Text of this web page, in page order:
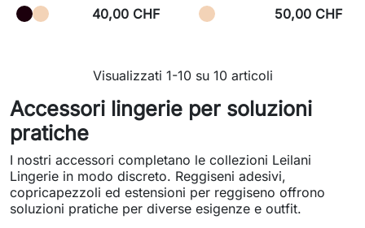
40,00 CHF
50,00 CHF
Visualizzati 1-10 su 10 articoli
Accessori lingerie per soluzioni
pratiche
I nostri accessori completano le collezioni Leilani
Lingerie in modo discreto. Reggiseni adesivi,
copricapezzoli ed estensioni per reggiseno offrono
soluzioni pratiche per diverse esigenze e outfit.